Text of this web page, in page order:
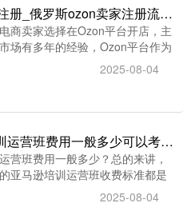
ozon卖家注册_俄罗斯ozon卖家注册流程和收款方式
商卖家选择在Ozon平台开店，主
场有多年的经验，Ozon平台作为
域的领先者，其多样化的销售品
为中国卖家带来了巨大的商机。
册流程和多种收款方式，让中国
2025-08-04
亚马逊培训运营班费用一般多少可以考虑-2025亚马逊运营培训收费标准
营班费用一般多少？总的来讲，
亚马逊培训运营班收费标准都是
来收费的，根据学习时长和学习
价格也是不同的，培训的时间长
2025-08-04